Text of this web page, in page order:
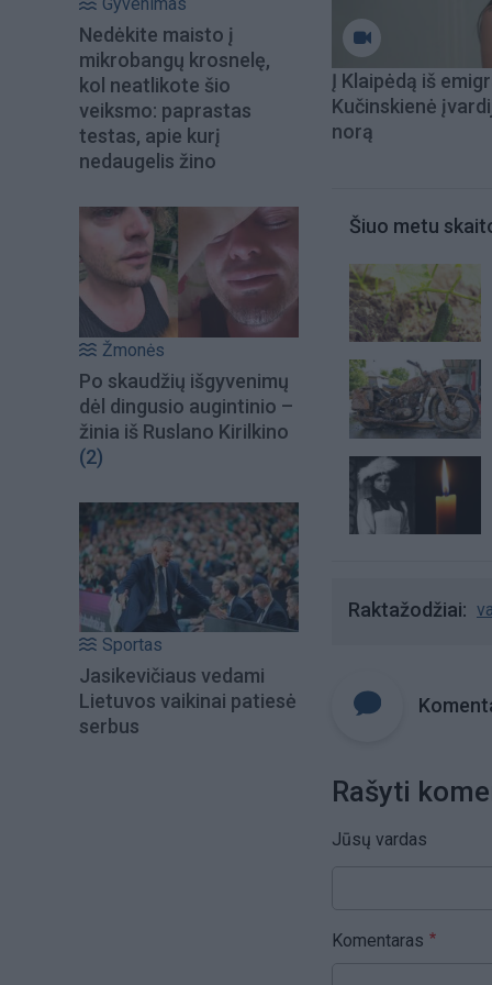
Nedėkite maisto į
mikrobangų krosnelę,
kol neatlikote šio
veiksmo: paprastas
testas, apie kurį
nedaugelis žino
Žmonės
Po skaudžių išgyvenimų
dėl dingusio augintinio –
žinia iš Ruslano Kirilkino
(2)
Sportas
Jasikevičiaus vedami
Lietuvos vaikinai patiesė
serbus
Į Klaipėdą iš
Kučinskienė
norą
Šiuo metu
Raktažodžiai
Rašyti
Jūsų vardas
Komentaras